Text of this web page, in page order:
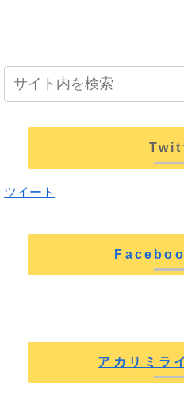
ツイート
アカリミラ